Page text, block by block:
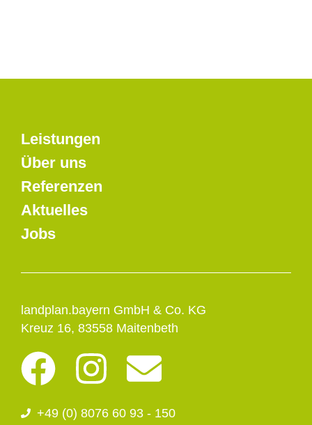
landplan.bayern GmbH & Co. KG
Kreuz 16, 83558 Maitenbeth
F
a
I
n
E
n
+49 (0) 8076 60 93 - 150
Leistungen
Über uns
Referenzen
Aktuelles
Jobs